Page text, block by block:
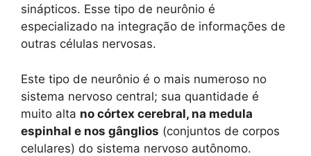
sinápticos. Esse tipo de neurônio é
especializado na integração de informações de
outras células nervosas.
Este tipo de neurônio é o mais numeroso no
sistema nervoso central; sua quantidade é
muito alta no córtex cerebral, na medula
espinhal e nos gânglios (conjuntos de corpos
celulares) do sistema nervoso autônomo.